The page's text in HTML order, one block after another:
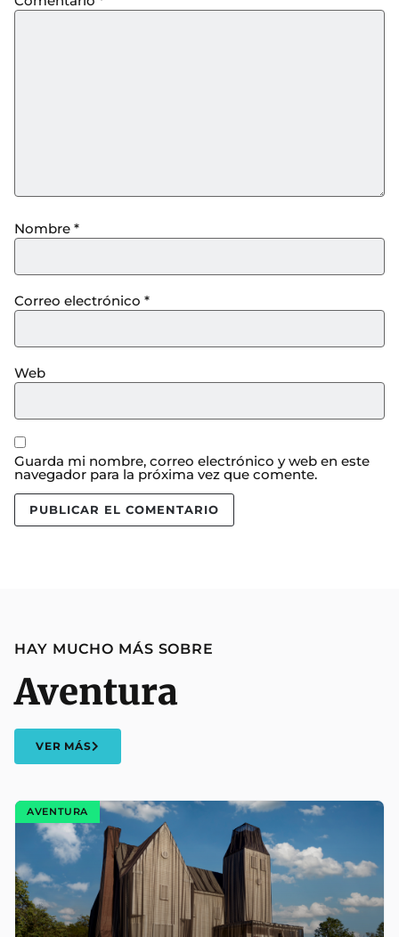
Nombre *
Correo electrónico *
Web
Guarda mi nombre, correo electrónico y web en este
navegador para la próxima vez que comente.
HAY MUCHO MÁS SOBRE
Aventura
VER MÁS
AVENTURA